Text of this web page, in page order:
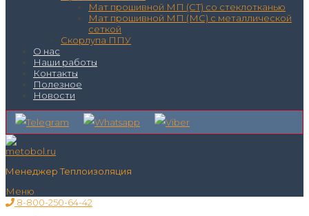
Мат прошивной МП (СТ) со стеклотканью
Мат прошивной МП (МС) с металлической
сеткой
Скорлупа ППУ
О нас
Наши работы
Контакты
Полезное
Новости
Менеджер Теплоизоляция
Меню
8-800-250-64-42